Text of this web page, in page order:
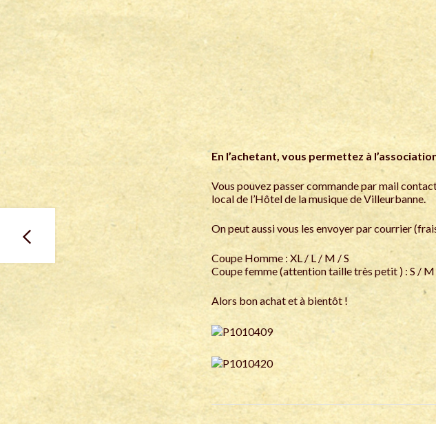
En l’achetant, vous permettez à
Vous pouvez passer commande par mail
local de l’Hôtel de la musique de Villeurbanne.
On peut aussi vous les envoyer par courrier
Coupe Homme : XL / L / M / S
Coupe femme (attention taille très petit ) : S / M
Alors bon achat et à bientôt !